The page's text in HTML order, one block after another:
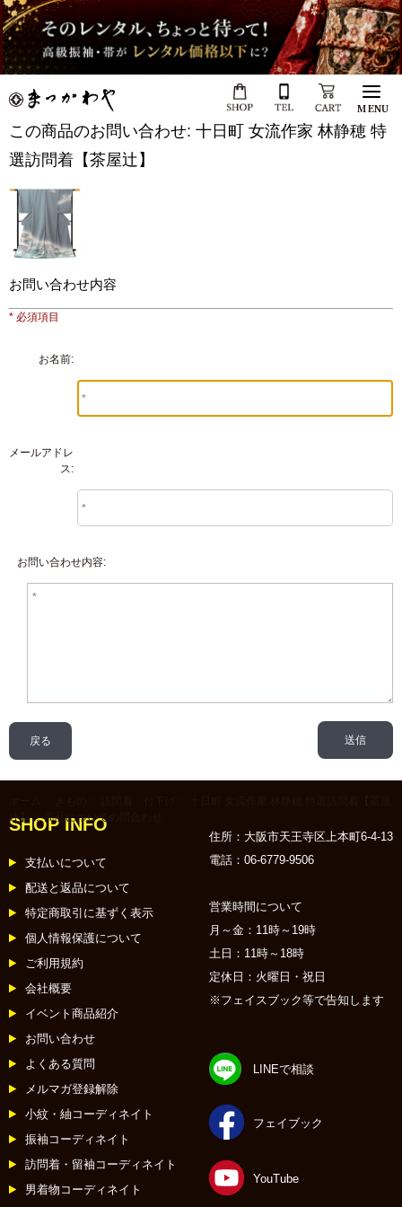
MENU
この商品のお問い合わせ: 十日町 女流作家 林静穂 特
選訪問着【茶屋辻】
お問い合わせ内容
* 必須項目
お名前:
メールアドレ
ス:
お問い合わせ内容:
戻る
辻】:: 商品についての問合わせ
SHOP INFO
支払いについて
配送と返品について
特定商取引に基ずく表示
個人情報保護について
ご利用規約
会社概要
イベント商品紹介
お問い合わせ
よくある質問
メルマガ登録解除
小紋・紬コーディネイト
振袖コーディネイト
訪問着・留袖コーディネイト
男着物コーディネイト
住所：大阪市天王寺区上本町6-4-13
電話：06-6779-9506
営業時間について
月～金：11時～19時
土日：11時～18時
定休日：火曜日・祝日
※フェイスブック等で告知します
LINEで相談
フェイブック
YouTube